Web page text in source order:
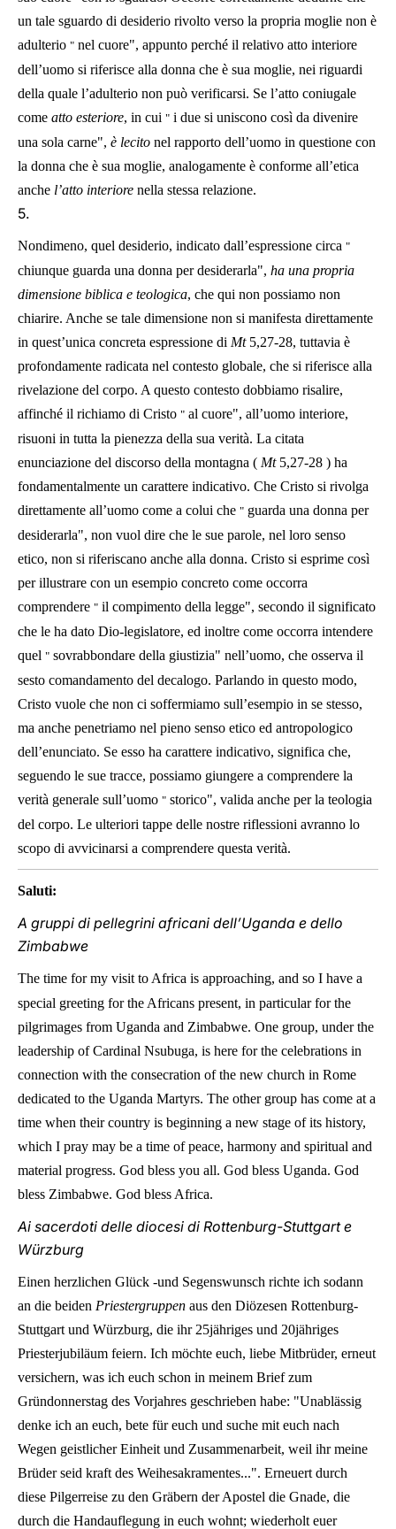
un tale sguardo di desiderio rivolto verso la propria moglie non è
adulterio " nel cuore", appunto perché il relativo atto interiore
dell’uomo si riferisce alla donna che è sua moglie, nei riguardi
della quale l’adulterio non può verificarsi. Se l’atto coniugale
come atto esteriore, in cui " i due si uniscono così da divenire
una sola carne", è lecito nel rapporto dell’uomo in questione con
la donna che è sua moglie, analogamente è conforme all’etica
anche l’atto interiore nella stessa relazione.
5.
Nondimeno, quel desiderio, indicato dall’espressione circa "
chiunque guarda una donna per desiderarla", ha una propria
dimensione biblica e teologica, che qui non possiamo non
chiarire. Anche se tale dimensione non si manifesta direttamente
in quest’unica concreta espressione di Mt5,27-28, tuttavia è
profondamente radicata nel contesto globale, che si riferisce alla
rivelazione del corpo. A questo contesto dobbiamo risalire,
affinché il richiamo di Cristo " al cuore", all’uomo interiore,
risuoni in tutta la pienezza della sua verità. La citata
enunciazione del discorso della montagna ( Mt5,27-28 ) ha
fondamentalmente un carattere indicativo. Che Cristo si rivolga
direttamente all’uomo come a colui che " guarda una donna per
desiderarla", non vuol dire che le sue parole, nel loro senso
etico, non si riferiscano anche alla donna. Cristo si esprime così
per illustrare con un esempio concreto come occorra
comprendere " il compimento della legge", secondo il significato
che le ha dato Dio-legislatore, ed inoltre come occorra intendere
quel " sovrabbondare della giustizia" nell’uomo, che osserva il
sesto comandamento del decalogo. Parlando in questo modo,
Cristo vuole che non ci soffermiamo sull’esempio in se stesso,
ma anche penetriamo nel pieno senso etico ed antropologico
dell’enunciato. Se esso ha carattere indicativo, significa che,
seguendo le sue tracce, possiamo giungere a comprendere la
verità generale sull’uomo " storico", valida anche per la teologia
del corpo. Le ulteriori tappe delle nostre riflessioni avranno lo
scopo di avvicinarsi a comprendere questa verità.
Saluti:
A gruppi di pellegrini africani dell’Uganda e dello
Zimbabwe
The time for my visit to Africa is approaching, and so I have a
special greeting for the Africans present, in particular for the
pilgrimages from Uganda and Zimbabwe. One group, under the
leadership of Cardinal Nsubuga, is here for the celebrations in
connection with the consecration of the new church in Rome
dedicated to the Uganda Martyrs. The other group has come at a
time when their country is beginning a new stage of its history,
which I pray may be a time of peace, harmony and spiritual and
material progress. God bless you all. God bless Uganda. God
bless Zimbabwe. God bless Africa.
Ai sacerdoti delle diocesi di Rottenburg-Stuttgart e
Würzburg
Einen herzlichen Glück -und Segenswunsch richte ich sodann
an die beiden Priestergruppen aus den Diözesen Rottenburg-
Stuttgart und Würzburg, die ihr 25jähriges und 20jähriges
Priesterjubiläum feiern. Ich möchte euch, liebe Mitbrüder, erneut
versichern, was ich euch schon in meinem Brief zum
Gründonnerstag des Vorjahres geschrieben habe: "Unablässig
denke ich an euch, bete für euch und suche mit euch nach
Wegen geistlicher Einheit und Zusammenarbeit, weil ihr meine
Brüder seid kraft des Weihesakramentes...". Erneuert durch
diese Pilgerreise zu den Gräbern der Apostel die Gnade, die
durch die Handauflegung in euch wohnt; wiederholt euer